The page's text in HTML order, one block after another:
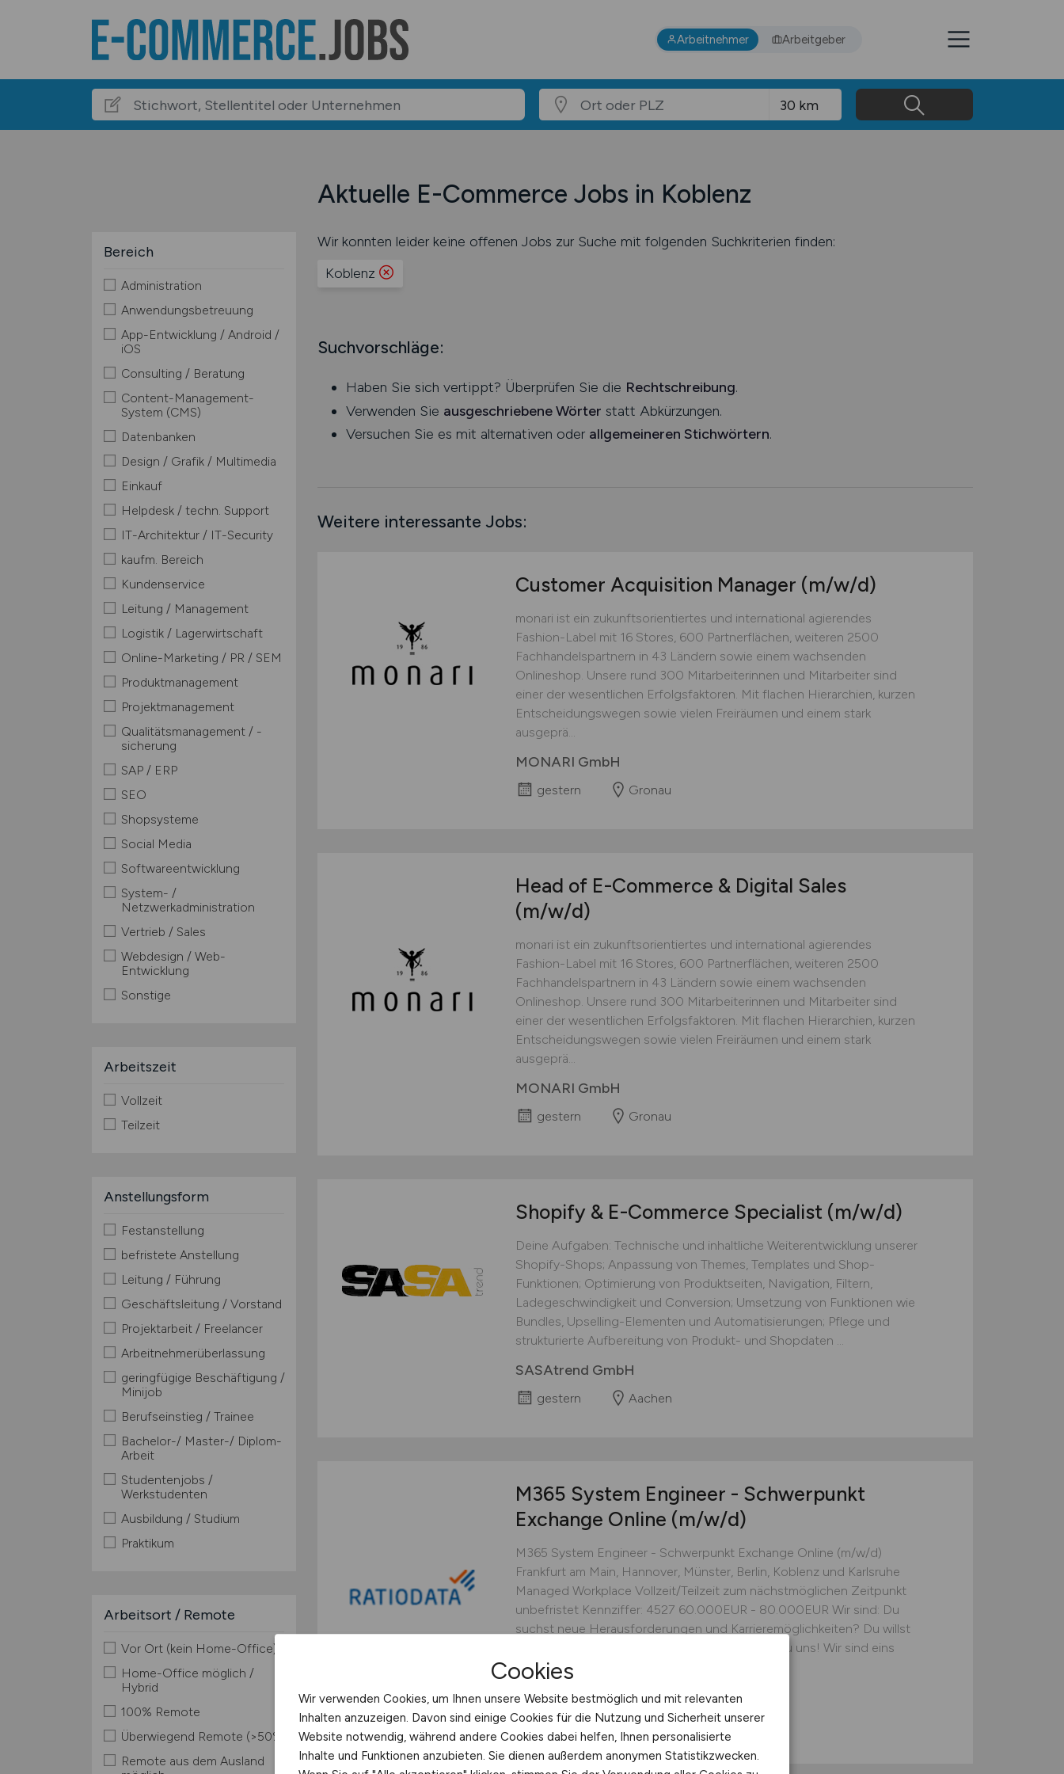
Arbeitnehmer Arbeitgeber
Aktuelle E-Commerce Jobs in Koblenz
Bereich
Administration
Anwendungsbetreuung
App-Entwicklung / Android /
iOS
Consulting / Beratung
Content-Management-
System (CMS)
Datenbanken
Design / Grafik / Multimedia
Einkauf
Helpdesk / techn. Support
IT-Architektur / IT-Security
kaufm. Bereich
Kundenservice
Leitung / Management
Logistik / Lagerwirtschaft
Online-Marketing / PR / SEM
Produktmanagement
Projektmanagement
Qualitätsmanagement / -
sicherung
SAP / ERP
SEO
Shopsysteme
Social Media
Softwareentwicklung
System- /
Netzwerkadministration
Vertrieb / Sales
Webdesign / Web-
Entwicklung
Sonstige
Arbeitszeit
Vollzeit
Teilzeit
Anstellungsform
Festanstellung
befristete Anstellung
Leitung / Führung
Geschäftsleitung / Vorstand
Projektarbeit / Freelancer
Arbeitnehmerüberlassung
geringfügige Beschäftigung /
Minijob
Berufseinstieg / Trainee
Bachelor-/ Master-/ Diplom-
Arbeit
Studentenjobs /
Werkstudenten
Ausbildung / Studium
Praktikum
Arbeitsort / Remote
Vor Ort (kein Home-Office)
Home-Office möglich /
Hybrid
100% Remote
Überwiegend Remote (>50%)
Remote aus dem Ausland
Wir konnten leider keine offenen Jobs zur Suche mit folgenden Suchkriterien finden:
Koblenz
Suchvorschläge:
Haben Sie sich vertippt? Überprüfen Sie die Rechtschreibung.
Verwenden Sie ausgeschriebene Wörter statt Abkürzungen.
Versuchen Sie es mit alternativen oder allgemeineren Stichwörtern.
Weitere interessante Jobs:
Customer Acquisition Manager (m/w/d)
monari ist ein zukunftsorientiertes und international agierendes
Fashion-Label mit 16 Stores, 600 Partnerflächen, weiteren 2500
Fachhandelspartnern in 43 Ländern sowie einem wachsenden
Onlineshop. Unsere rund 300 Mitarbeiterinnen und Mitarbeiter sind
einer der wesentlichen Erfolgsfaktoren. Mit flachen Hierarchien, kurzen
Entscheidungswegen sowie vielen Freiräumen und einem stark
ausgeprä...
MONARI GmbH
gestern Gronau
Head of E-Commerce & Digital Sales
(m/w/d)
monari ist ein zukunftsorientiertes und international agierendes
Fashion-Label mit 16 Stores, 600 Partnerflächen, weiteren 2500
Fachhandelspartnern in 43 Ländern sowie einem wachsenden
Onlineshop. Unsere rund 300 Mitarbeiterinnen und Mitarbeiter sind
einer der wesentlichen Erfolgsfaktoren. Mit flachen Hierarchien, kurzen
Entscheidungswegen sowie vielen Freiräumen und einem stark
ausgeprä...
MONARI GmbH
gestern Gronau
Shopify & E-Commerce Specialist (m/w/d)
Deine Aufgaben: Technische und inhaltliche Weiterentwicklung unserer
Shopify-Shops; Anpassung von Themes, Templates und Shop-
Funktionen; Optimierung von Produktseiten, Navigation, Filtern,
Ladegeschwindigkeit und Conversion; Umsetzung von Funktionen wie
Bundles, Upselling-Elementen und Automatisierungen; Pflege und
strukturierte Aufbereitung von Produkt- und Shopdaten ...
SASAtrend GmbH
gestern Aachen
M365 System Engineer - Schwerpunkt
Exchange Online (m/w/d)
M365 System Engineer - Schwerpunkt Exchange Online (m/w/d)
Frankfurt am Main, Hannover, Münster, Berlin, Koblenz und Karlsruhe
Managed Workplace Vollzeit/Teilzeit zum nächstmöglichen Zeitpunkt
unbefristet Kennziffer: 4527 60.000EUR - 80.000EUR Wir sind: Du
suchst neue Herausforderungen und Karrieremöglichkeiten? Du willst
deine Zukunft aktiv mitgestalten? Dann komm zu uns! Wir sind eins
der...
Ratiodata SE
gestern verschiedene Standorte
Cookies
Wir verwenden Cookies, um Ihnen unsere Website bestmöglich und mit relevanten
Inhalten anzuzeigen. Davon sind einige Cookies für die Nutzung und Sicherheit unserer
Website notwendig, während andere Cookies dabei helfen, Ihnen personalisierte
Inhalte und Funktionen anzubieten. Sie dienen außerdem anonymen Statistikzwecken.